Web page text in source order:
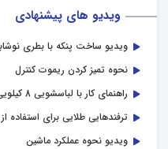
ویدیو های پیشنهادی
ویدیو ساخت پنکه با بطری
نحوه تمیز کردن ریموت کنترل
راهنمای کار با لباسشویی
ترفندهایی طلایی برای استفاده از
ویدیو نحوه عملکرد ماشین